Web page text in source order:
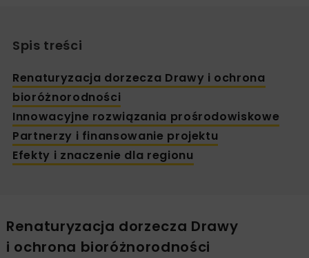
Spis treści
Renaturyzacja dorzecza Drawy i ochrona
bioróżnorodności
Innowacyjne rozwiązania prośrodowiskowe
Partnerzy i finansowanie projektu
Efekty i znaczenie dla regionu
Renaturyzacja dorzecza Drawy
i ochrona bioróżnorodności